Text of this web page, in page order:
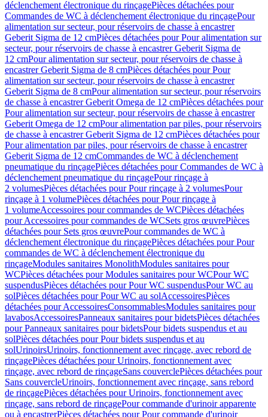
déclenchement électronique du rinçagePièces détachées pour
Commandes de WC à déclenchement électronique du rinçagePour
alimentation sur secteur, pour réservoirs de chasse à encastrer
Geberit Sigma de 12 cmPièces détachées pour Pour alimentation sur
secteur, pour réservoirs de chasse à encastrer Geberit Sigma de
12 cmPour alimentation sur secteur, pour réservoirs de chasse à
encastrer Geberit Sigma de 8 cmPièces détachées pour Pour
alimentation sur secteur, pour réservoirs de chasse à encastrer
Geberit Sigma de 8 cmPour alimentation sur secteur, pour réservoirs
de chasse à encastrer Geberit Omega de 12 cmPièces détachées pour
Pour alimentation sur secteur, pour réservoirs de chasse à encastrer
Geberit Omega de 12 cmPour alimentation par piles, pour réservoirs
de chasse à encastrer Geberit Sigma de 12 cmPièces détachées pour
Pour alimentation par piles, pour réservoirs de chasse à encastrer
Geberit Sigma de 12 cmCommandes de WC à déclenchement
pneumatique du rinçagePièces détachées pour Commandes de WC à
déclenchement pneumatique du rinçagePour rinçage à
2 volumesPièces détachées pour Pour rinçage à 2 volumesPour
rinçage à 1 volumePièces détachées pour Pour rinçage à
1 volumeAccessoires pour commandes de WCPièces détachées
pour Accessoires pour commandes de WCSets gros œuvrePièces
détachées pour Sets gros œuvrePour commandes de WC à
déclenchement électronique du rinçagePièces détachées pour Pour
commandes de WC à déclenchement électronique du
rinçageModules sanitaires MonolithModules sanitaires pour
WCPièces détachées pour Modules sanitaires pour WCPour WC
suspendusPièces détachées pour Pour WC suspendusPour WC au
solPièces détachées pour Pour WC au solAccessoiresPièces
détachées pour AccessoiresConsommablesModules sanitaires pour
lavabosAccessoiresPanneaux sanitaires pour bidetsPièces détachées
pour Panneaux sanitaires pour bidetsPour bidets suspendus et au
solPièces détachées pour Pour bidets suspendus et au
solUrinoirsUrinoirs, fonctionnement avec rinçage, avec rebord de
rinçagePièces détachées pour Urinoirs, fonctionnement avec
rinçage, avec rebord de rinçageSans couverclePièces détachées pour
Sans couvercleUrinoirs, fonctionnement avec rinçage, sans rebord
de rinçagePièces détachées pour Urinoirs, fonctionnement avec
rinçage, sans rebord de rinçagePour commande d'urinoir apparente
ou à encastrerPièces détachées pour Pour commande d'urinoir